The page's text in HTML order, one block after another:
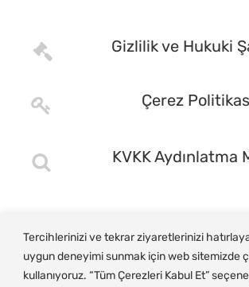
Tercihlerinizi ve tekrar ziyaretlerinizi
uygun deneyimi sunmak için web sitemizde
kullanıyoruz. “Tüm Çerezleri Kabul Et”
Gizlilik ve Hukuki
Çerez
KVKK Aydınlatma